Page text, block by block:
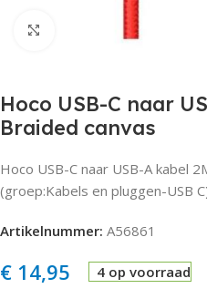
Click to enlarge
Hoco USB-C naar
Braided canvas
Hoco USB-C naar USB-A kabel
(groep:Kabels en pluggen-USB
Artikelnummer: A56861
€ 14,95 4 op voorraad